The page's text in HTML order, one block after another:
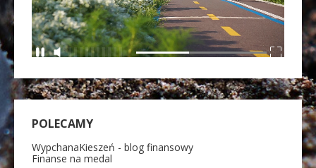
POLECAMY
WypchanaKieszeń - blog finansowy
Finanse na medal